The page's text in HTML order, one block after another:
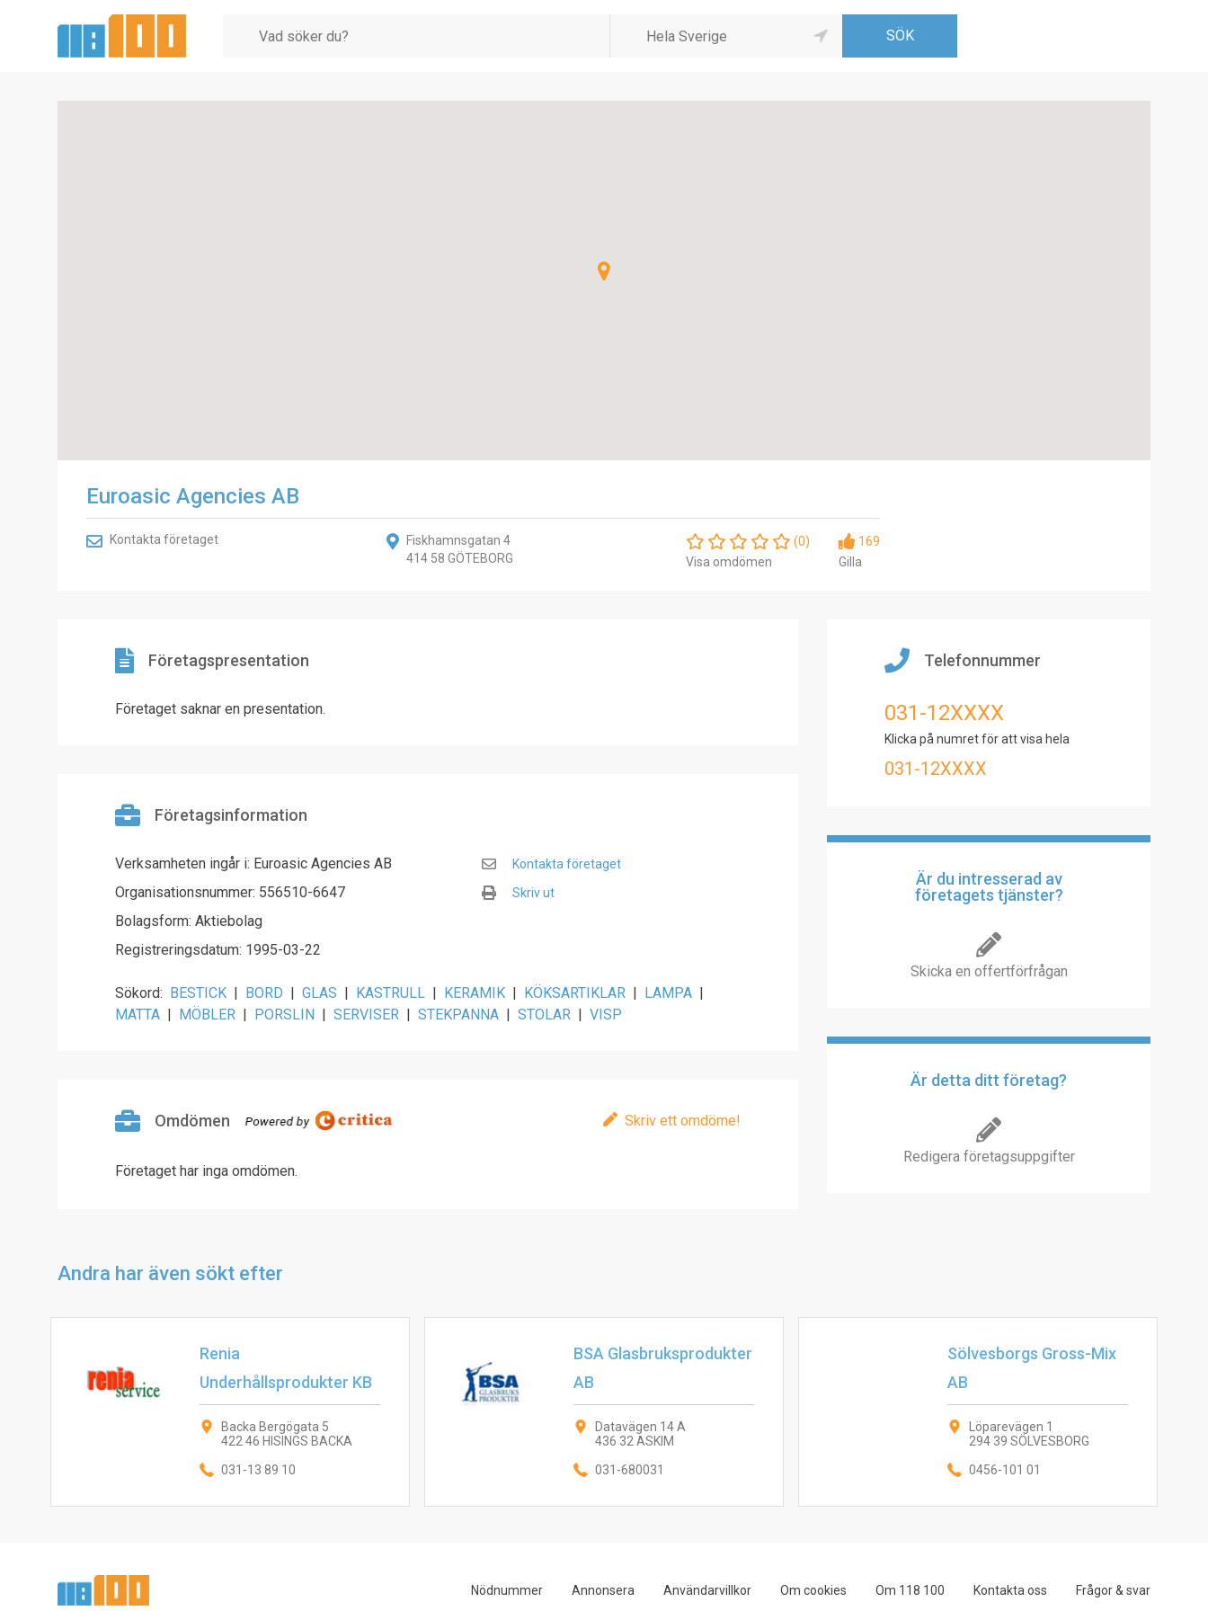
Euroasic Agencies AB
Kontakta företaget
Fiskhamnsgatan 4
414 58 GÖTEBORG
(0)
Visa omdömen
169
Gilla
Företagspresentation
Företaget saknar en presentation.
Företagsinformation
Verksamheten ingår i: Euroasic Agencies AB
Organisationsnummer: 556510-6647
Bolagsform: Aktiebolag
Registreringsdatum: 1995-03-22
Kontakta företaget
Skriv ut
Sökord: BESTICK | BORD | GLAS | KASTRULL | KERAMIK | KÖKSARTIKLAR | LAMPA |
MATTA | MÖBLER | PORSLIN | SERVISER | STEKPANNA | STOLAR | VISP
Omdömen Skriv ett omdöme!
Företaget har inga omdömen.
Telefonnummer
031-12XXXX
Klicka på numret för att visa hela
031-12XXXX
Är du intresserad av
företagets tjänster?
Skicka en offertförfrågan
Är detta ditt företag?
Redigera företagsuppgifter
Andra har även sökt efter
Renia
Underhållsprodukter KB
Backa Bergögata 5
422 46 HISINGS BACKA
031-13 89 10
BSA Glasbruksprodukter
AB
Datavägen 14 A
436 32 ASKIM
031-680031
Sölvesborgs Gross-Mix
AB
Löparevägen 1
294 39 SÖLVESBORG
0456-101 01
Nödnummer Annonsera Användarvillkor Om cookies Om 118 100 Kontakta oss Frågor & svar